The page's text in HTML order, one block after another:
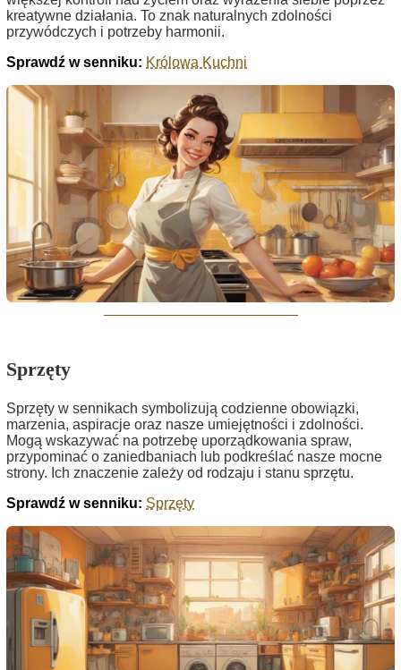
kreatywne działania. To znak naturalnych zdolności
przywódczych i potrzeby harmonii.
Sprawdź w senniku: Królowa Kuchni
Sprzęty
Sprzęty w sennikach symbolizują codzienne obowiązki,
marzenia, aspiracje oraz nasze umiejętności i zdolności.
Mogą wskazywać na potrzebę uporządkowania spraw,
przypominać o zaniedbaniach lub podkreślać nasze mocne
strony. Ich znaczenie zależy od rodzaju i stanu sprzętu.
Sprawdź w senniku: Sprzęty